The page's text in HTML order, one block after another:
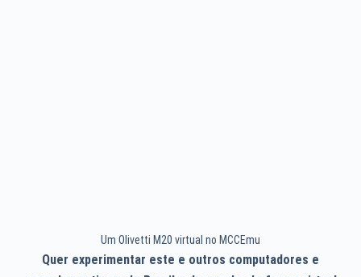
Um Olivetti M20 virtual no MCCEmu
Quer experimentar este e outros computadores e